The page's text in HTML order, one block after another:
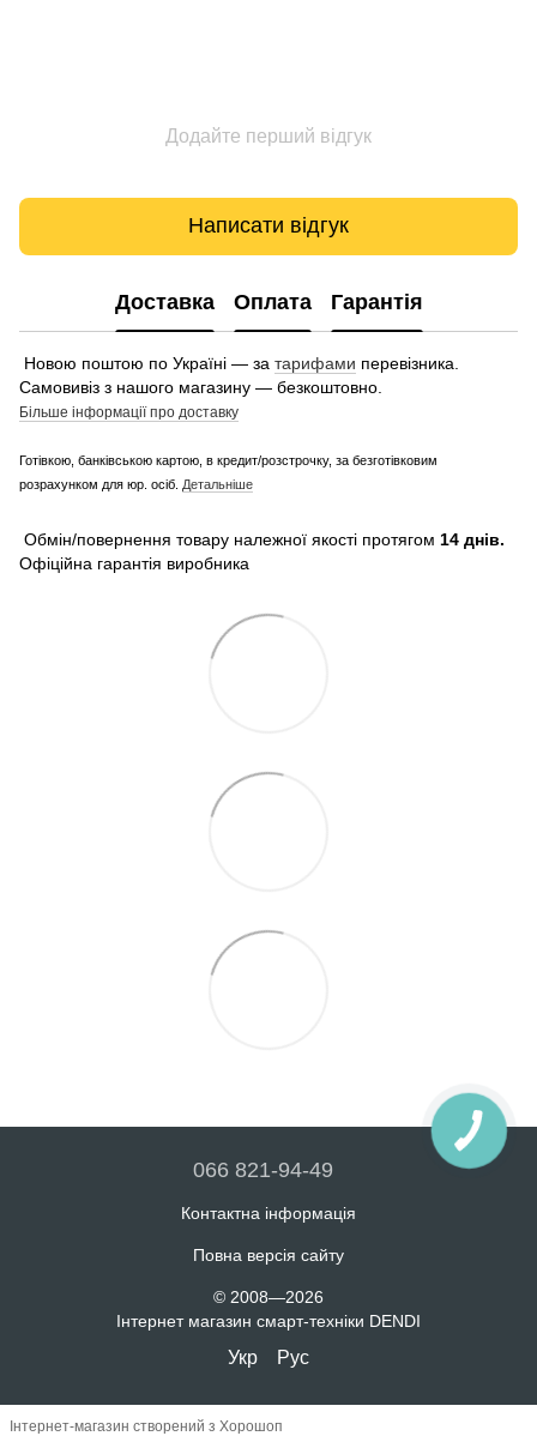
Додайте перший відгук
Написати відгук
Доставка Оплата Гарантія
Новою поштою по Україні — за тарифами перевізника.
Самовивіз з нашого магазину — безкоштовно.
Більше інформації про доставку
Готівкою, банківською картою, в кредит/розстрочку, за безготівковим
розрахунком для юр. осіб. Детальніше
Обмін/повернення товару належної якості протягом 14 днів.
Офіційна гарантія виробника
066 821-94-49
Контактна інформація
Повна версія сайту
© 2008—2026
Інтернет магазин смарт-техніки DENDI
Укр Рус
Інтернет-магазин створений з Хорошоп